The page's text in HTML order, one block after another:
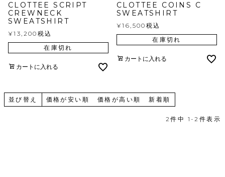
CLOTTEE SCRIPT
CREWNECK
SWEATSHIRT
¥13,200 税込
在庫切れ
カートに入れる
CLOTTEE COINS C
SWEATSHIRT
¥16,500 税込
在庫切れ
カートに入れる
並び替え 価格が安い順 価格が高い順 新着順
2件中 1 -2 件表示